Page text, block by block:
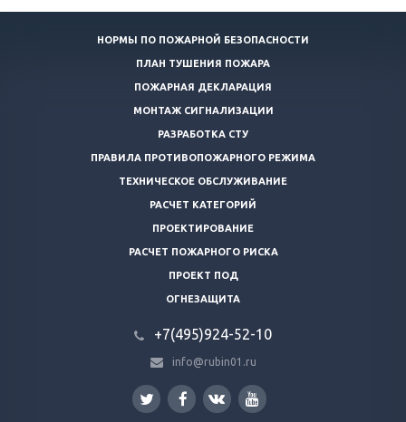
НОРМЫ ПО ПОЖАРНОЙ БЕЗОПАСНОСТИ
ПЛАН ТУШЕНИЯ ПОЖАРА
ПОЖАРНАЯ ДЕКЛАРАЦИЯ
МОНТАЖ СИГНАЛИЗАЦИИ
РАЗРАБОТКА СТУ
ПРАВИЛА ПРОТИВОПОЖАРНОГО РЕЖИМА
ТЕХНИЧЕСКОЕ ОБСЛУЖИВАНИЕ
РАСЧЕТ КАТЕГОРИЙ
ПРОЕКТИРОВАНИЕ
РАСЧЕТ ПОЖАРНОГО РИСКА
ПРОЕКТ ПОД
ОГНЕЗАЩИТА
+7(495)924-52-10
info@rubin01.ru